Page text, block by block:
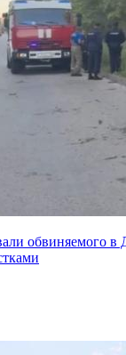
обвиняемого